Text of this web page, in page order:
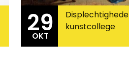
29
OKT
2026
kunstcollege